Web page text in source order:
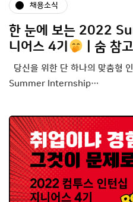
채용소식
한 눈에 보는 2022
니어스 4기
| 숨 참
당신을 위한 단 하나의 맞춤형
Summer Internship…